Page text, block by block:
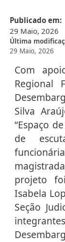
Publicado em
29 Maio, 2026
Última
29 Maio, 2026
Com
Regional
Silva
“Espaço
de
projeto
Isabela
Seção